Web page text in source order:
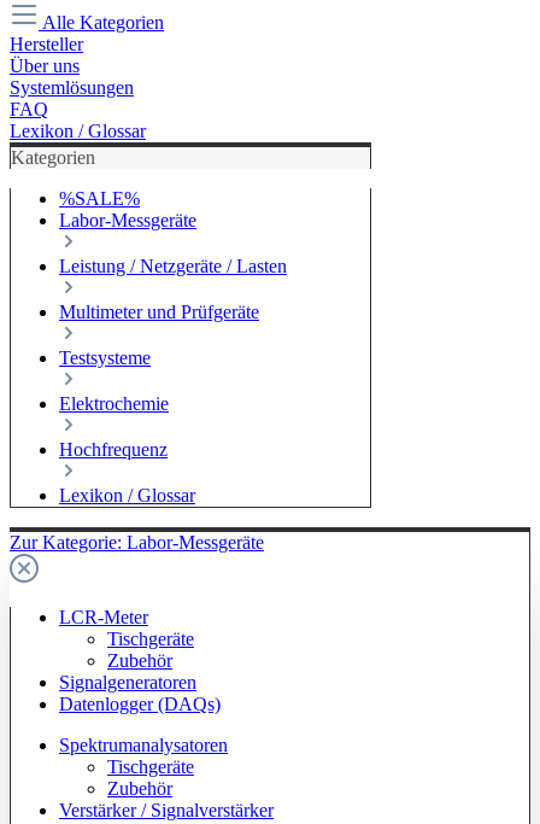
Alle Kategorien
Hersteller
Über uns
Systemlösungen
FAQ
Lexikon / Glossar
Kategorien
%SALE%
Labor-Messgeräte
Leistung / Netzgeräte / Lasten
Multimeter und Prüfgeräte
Testsysteme
Elektrochemie
Hochfrequenz
Lexikon / Glossar
Zur Kategorie: Labor-Messgeräte
LCR-Meter
Tischgeräte
Zubehör
Signalgeneratoren
Datenlogger (DAQs)
Spektrumanalysatoren
Tischgeräte
Zubehör
Verstärker / Signalverstärker